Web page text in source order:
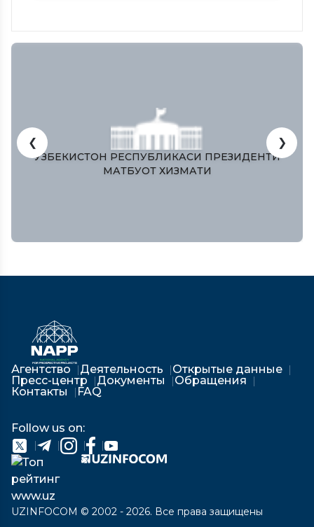
ЕДИНЫЙ ПОРТАЛ
ГОСУДАРСТВЕННЫХ УСЛУГ
❮ ❯
Агентство Деятельность
Открытые данные
Пресс-центр
Документы
Обращения
Контакты
FAQ
Follow us on:
UZINFOCOM © 2002 - 2026. Все права защищены